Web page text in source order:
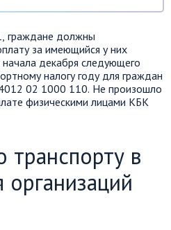
граждане должны
за имеющийся у них
декабря следующего
налогу году для граждан
02 1000 110. Не произошло
физическими лицами КБК
транспорту в